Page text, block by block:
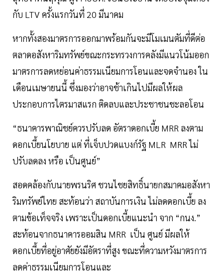
กับ LTV ครั้งแรกวันที่ 20 มีนาคม
หากทั้งสองมาตรการออกมาพร้อมกันจะมีโมเมนตัมที่ดีต่อ
ตลาดอสังหาริมทรัพย์ขณะกระทรวงการคลังมีแนวโน้มออก
มาตรการลดหย่อนค่าธรรมเนียมการโอนและจดจำนอง ใน
เดือนเมษายนนี้ ซึ่งมองว่าอาจช้าเกินไปมีผลให้ผล
ประกอบการไตรมาสแรก ติดลบและประชาชนชะลอโอน
“ธนาคารพาณิชย์ควรปรับลด อัตราดอกเบี้ย MRR ลงตาม
ดอกเบี้ยนโยบาย แต่ ที่เจ็บปวดแบงก์รัฐ MLR MRR ไม่
ปรับลดลง หรือ เป็นศูนย์”
สอดคล้องกับนายพรนริศ ชวนไชยสิทธิ์นายกสมาคมอสังหา
ริมทรัพย์ไทย สะท้อนว่า สถาบันการเงิน ไม่ลดดอกเบี้ย ลง
ตามข้อเท็จจริง เพราะเป็นดอกเบี้ยแนะนำ จาก “กนง.”
สะท้อนจากธนาคารออมสิน MRR เป็น ศูนย์ มีผลให้
ดอกเบี้ยที่อยู่อาศัยยังมีอัตราที่สูง ขณะที่ความหวังมาตรการ
ลดค่าธรรมเนียมการโอนและ